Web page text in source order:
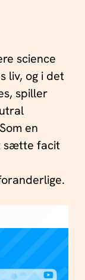
science
liv, og i det
spiller
en
sætte facit